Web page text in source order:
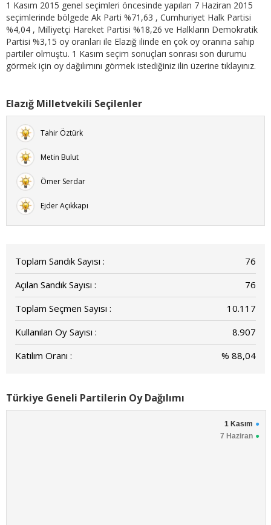
1 Kasım 2015 genel seçimleri öncesinde yapılan 7 Haziran 2015
seçimlerinde bölgede Ak Parti %71,63 , Cumhuriyet Halk Partisi
%4,04 , Milliyetçi Hareket Partisi %18,26 ve Halkların Demokratik
Partisi %3,15 oy oranları ile Elazığ ilinde en çok oy oranına sahip
partiler olmuştu. 1 Kasım seçim sonuçları sonrası son durumu
görmek için oy dağılımını görmek istediğiniz ilin üzerine tıklayınız.
Elazığ Milletvekili Seçilenler
Tahir Öztürk
Metin Bulut
Ömer Serdar
Ejder Açıkkapı
Toplam Sandık Sayısı :
76
Açılan Sandık Sayısı :
76
Toplam Seçmen Sayısı :
10.117
Kullanılan Oy Sayısı :
8.907
Katılım Oranı :
% 88,04
Türkiye Geneli Partilerin Oy Dağılımı
1 Kasım
7 Haziran